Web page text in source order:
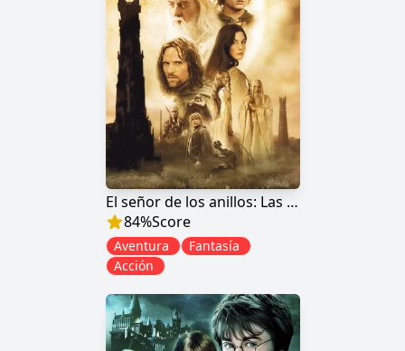
El señor de los anillos: Las dos torres
84%Score
Aventura
Fantasía
Acción